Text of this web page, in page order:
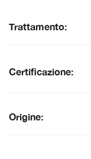
Trattamento:
Certificazione:
Origine: